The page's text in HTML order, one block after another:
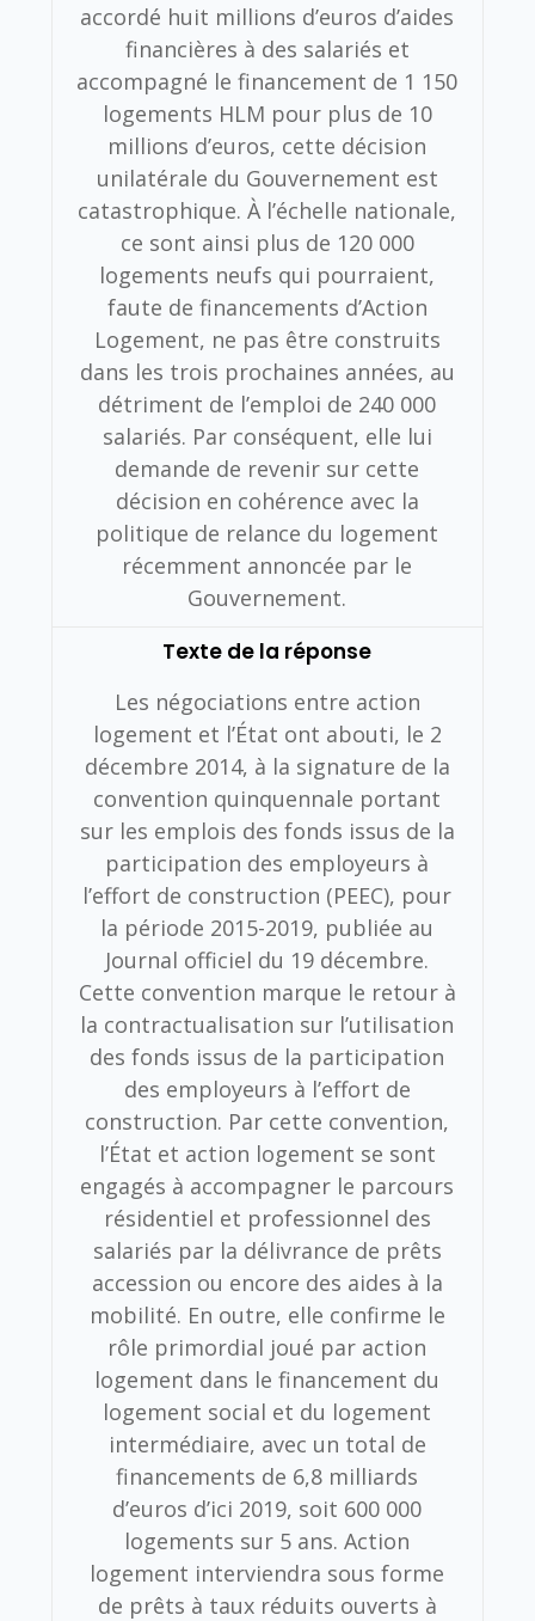
accordé huit millions d’euros d’aides
financières à des salariés et
accompagné le financement de 1 150
logements HLM pour plus de 10
millions d’euros, cette décision
unilatérale du Gouvernement est
catastrophique. À l’échelle nationale,
ce sont ainsi plus de 120 000
logements neufs qui pourraient,
faute de financements d’Action
Logement, ne pas être construits
dans les trois prochaines années, au
détriment de l’emploi de 240 000
salariés. Par conséquent, elle lui
demande de revenir sur cette
décision en cohérence avec la
politique de relance du logement
récemment annoncée par le
Gouvernement.
Texte de la réponse
Les négociations entre action
logement et l’État ont abouti, le 2
décembre 2014, à la signature de la
convention quinquennale portant
sur les emplois des fonds issus de la
participation des employeurs à
l’effort de construction (PEEC), pour
la période 2015-2019, publiée au
Journal officiel du 19 décembre.
Cette convention marque le retour à
la contractualisation sur l’utilisation
des fonds issus de la participation
des employeurs à l’effort de
construction. Par cette convention,
l’État et action logement se sont
engagés à accompagner le parcours
résidentiel et professionnel des
salariés par la délivrance de prêts
accession ou encore des aides à la
mobilité. En outre, elle confirme le
rôle primordial joué par action
logement dans le financement du
logement social et du logement
intermédiaire, avec un total de
financements de 6,8 milliards
d’euros d’ici 2019, soit 600 000
logements sur 5 ans. Action
logement interviendra sous forme
de prêts à taux réduits ouverts à